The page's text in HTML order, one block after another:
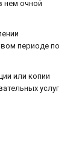
нем очной
периоде по
или копии
услуг